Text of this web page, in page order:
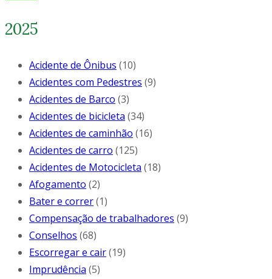
2025
Acidente de Ônibus (10)
Acidentes com Pedestres (9)
Acidentes de Barco (3)
Acidentes de bicicleta (34)
Acidentes de caminhão (16)
Acidentes de carro (125)
Acidentes de Motocicleta (18)
Afogamento (2)
Bater e correr(1)
Compensação de trabalhadores (9)
Conselhos (68)
Escorregar e cair(19)
Imprudência (5)